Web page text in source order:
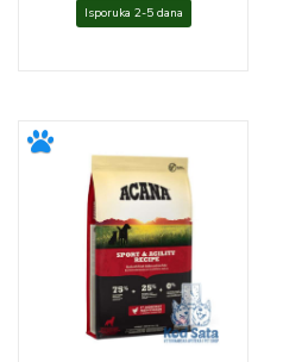
Isporuka 2-5 dana